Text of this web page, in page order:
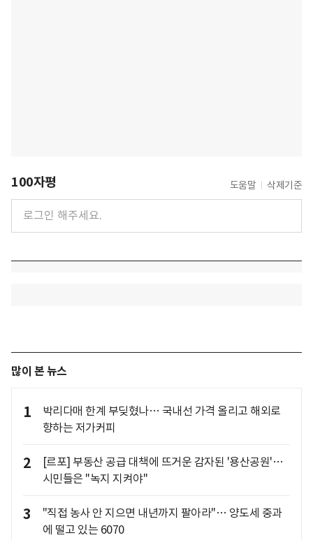
100자평 도움말 삭제기준
많이 본 뉴스
1
박리다매 한계 부딪혔나… 국내선 가격 올리고 해외로
향하는 저가커피
2
[르포] 부동산 공급 대책에 뜨거운 감자된 '용산공원'…
시민들은 "녹지 지켜야"
3
"직접 농사 안 지으면 내년까지 팔아라"… 양도세 중과
에 떨고 있는 6070